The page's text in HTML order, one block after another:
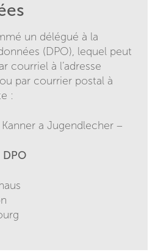
un délégué à la
(DPO), lequel peut
courriel à l’adresse
ou par courrier postal à
:
a Jugendlecher –
DPO